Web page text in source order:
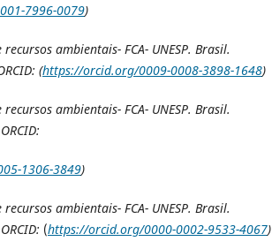
7996-0079)
ambientais- FCA- UNESP. Brasil.
(https://orcid.org/0009-0008-3898-1648)
ambientais- FCA- UNESP. Brasil.
1306-3849)
ambientais- FCA- UNESP. Brasil.
(https://orcid.org/0000-0002-9533-4067)